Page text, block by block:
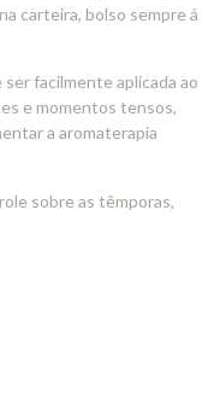
carteira, bolso sempre á
facilmente aplicada ao
e momentos tensos,
a aromaterapia
sobre as têmporas,